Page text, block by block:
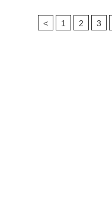
< 1 2 3